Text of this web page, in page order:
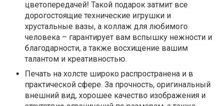
цветопередачей! Такой подарок затмит все
дорогостоящие технические игрушки и
хрустальные вазы, а коллаж для любимого
человека – гарантирует вам вспышку нежности и
благодарности, а также восхищение вашим
талантом и креативностью.
Печать на холсте широко распространена и в
практической сфере. За прочность, оригинальный
внешний вид, хорошее качество изображения и